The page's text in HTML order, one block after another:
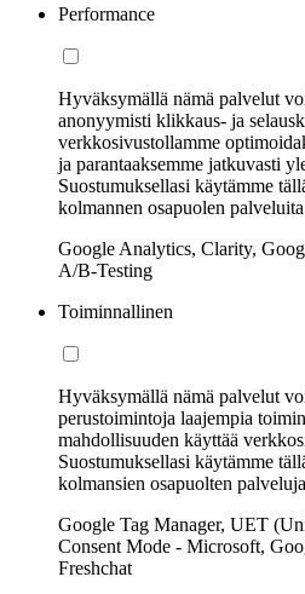
Performance
Hyväksymällä nämä palvelut
anonyymisti klikkaus- ja
verkkosivustollamme
ja parantaaksemme jatkuvasti
Suostumuksellasi käytämme
kolmannen osapuolen
Google Analytics, Clarity,
A/B-Testing
Toiminnallinen
Hyväksymällä nämä palvelut
perustoimintoja laajempia
mahdollisuuden käyttää
Suostumuksellasi käytämme
kolmansien osapuolten
Google Tag Manager, UET
Consent Mode - Microsoft,
Freshchat